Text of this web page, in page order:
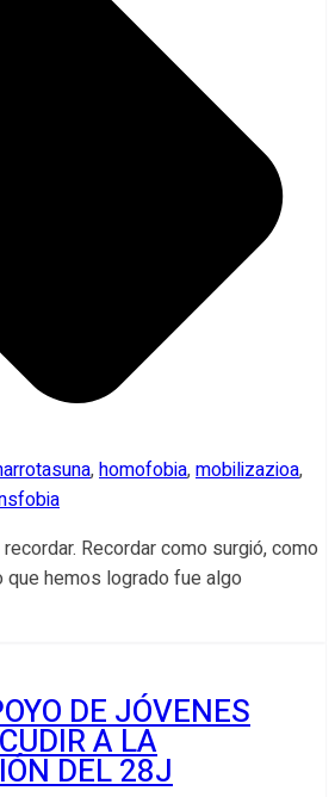
,homofobia,mobilizazioa,
Recordar como surgió, como
hemos logrado fue algo
DE JÓVENES
A LA
DEL 28J